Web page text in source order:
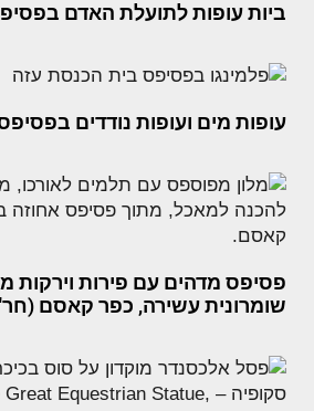
ביות עופות לתועלת האדם
עופות מים ועופות נודדים
פסיפס מדהים עם פירות וירקות
שומרונית עשירה, כפר קאסם (חר'